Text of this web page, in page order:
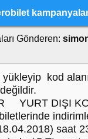
Gönderen:
kod
YURT DIŞI
saat